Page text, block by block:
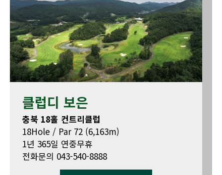
클럽디 보은
충북 18홀 컨트리클럽
18Hole / Par 72 (6,163m)
1년 365일 연중무휴
전화문의 043-540-8888